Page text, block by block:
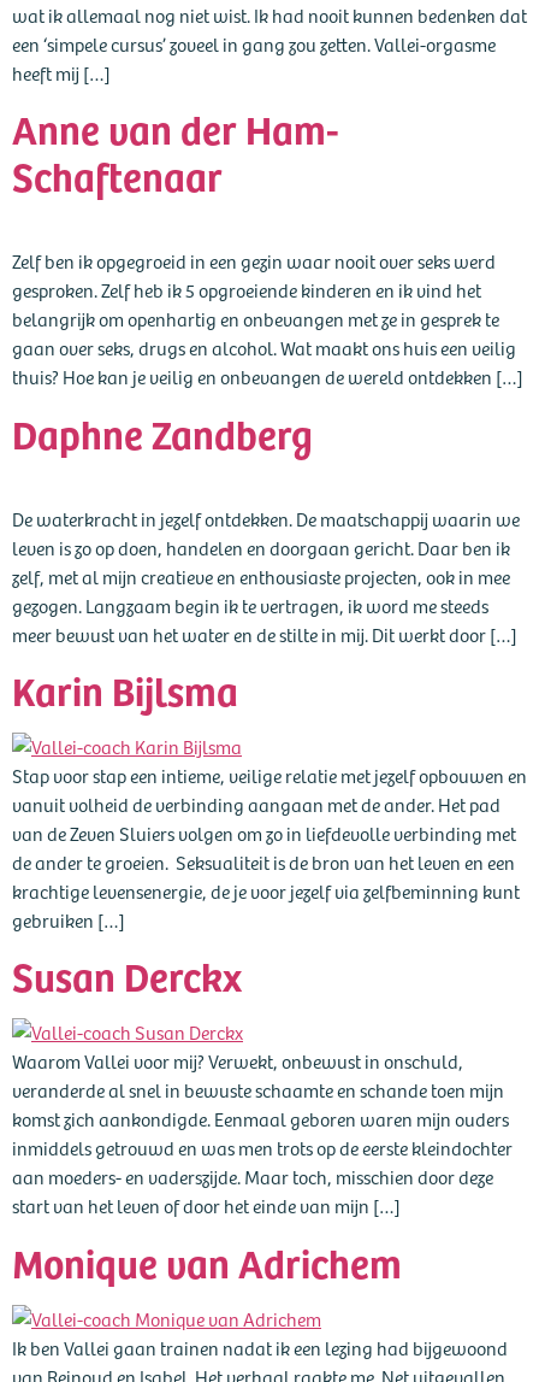
wat ik allemaal nog niet wist. Ik had nooit kunnen bedenken dat
een ‘simpele cursus’ zoveel in gang zou zetten. Vallei-orgasme
heeft mij […]
Anne van der Ham-
Schaftenaar
Zelf ben ik opgegroeid in een gezin waar nooit over seks werd
gesproken. Zelf heb ik 5 opgroeiende kinderen en ik vind het
belangrijk om openhartig en onbevangen met ze in gesprek te
gaan over seks, drugs en alcohol. Wat maakt ons huis een veilig
thuis? Hoe kan je veilig en onbevangen de wereld ontdekken […]
Daphne Zandberg
De waterkracht in jezelf ontdekken. De maatschappij waarin we
leven is zo op doen, handelen en doorgaan gericht. Daar ben ik
zelf, met al mijn creatieve en enthousiaste projecten, ook in mee
gezogen. Langzaam begin ik te vertragen, ik word me steeds
meer bewust van het water en de stilte in mij. Dit werkt door […]
Karin Bijlsma
Stap voor stap een intieme, veilige relatie met jezelf opbouwen en
vanuit volheid de verbinding aangaan met de ander. Het pad
van de Zeven Sluiers volgen om zo in liefdevolle verbinding met
de ander te groeien. Seksualiteit is de bron van het leven en een
krachtige levensenergie, de je voor jezelf via zelfbeminning kunt
gebruiken […]
Susan Derckx
Waarom Vallei voor mij? Verwekt, onbewust in onschuld,
veranderde al snel in bewuste schaamte en schande toen mijn
komst zich aankondigde. Eenmaal geboren waren mijn ouders
inmiddels getrouwd en was men trots op de eerste kleindochter
aan moeders- en vaderszijde. Maar toch, misschien door deze
start van het leven of door het einde van mijn […]
Monique van Adrichem
Ik ben Vallei gaan trainen nadat ik een lezing had bijgewoond
van Reinoud en Isabel. Het verhaal raakte me. Net uitgevallen